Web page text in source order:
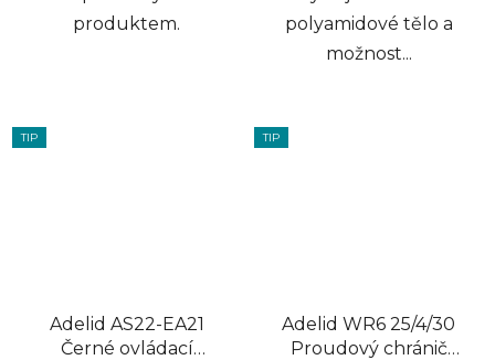
produktem.
polyamidové tělo a
možnost...
TIP
Adelid AS22-EA21
Černé ovládací
TIP
Adelid WR6 25/4/30
Proudový chránič